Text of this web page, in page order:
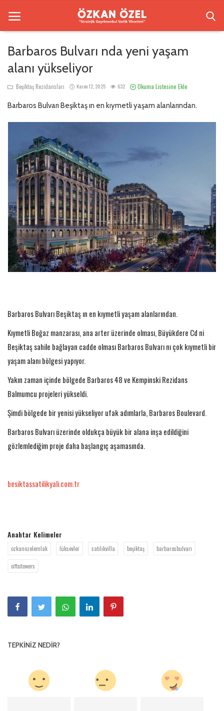
Anasayfa
Beşiktaş Rezidansları
İletişim
Bilgilendirme
Sektörel Bilgi
Galeri
Türkçe
Barbaros Bulvarı nda yeni yaşam
alanı yükseliyor
Beşiktaş Rezidansları Kasım 12, 2025 632 Okuma Listesine Ekle
Barbaros Bulvarı Beşiktaş ın en kıymetli yaşam alanlarından.
Barbaros Bulvarı Beşiktaş ın en kıymetli yaşam alanlarından.
Kıymetli Boğaz manzarası, ana arter üzerinde olması, Büyükdere Cd ni
Beşiktaş sahile bağlayan cadde olması Barbaros Bulvarı nı çok kıymetli bir
yaşam alanı bölgesi yapıyor.
Yakın zaman içinde bölgede Barbaros 48 ve Kempinski Rezidans
Balmumcu projeleri yükseldi.
Şimdi bölgede bir yenisi yükseliyor ufak adımlarla, Barbaros Boulevard.
Barbaros Bulvarı üzerinde oldukça büyük bir alana inşa edildiğini
gözlemlediğim proje daha başlangıç aşamasında.
besiktassatilikyali.com.tr
Anahtar Kelimeler
ozkanozelemlak lüksevler satılıkvilla beşiktaş barbarosbulvarı
ciftcitowers
TEPKINIZ NEDIR?